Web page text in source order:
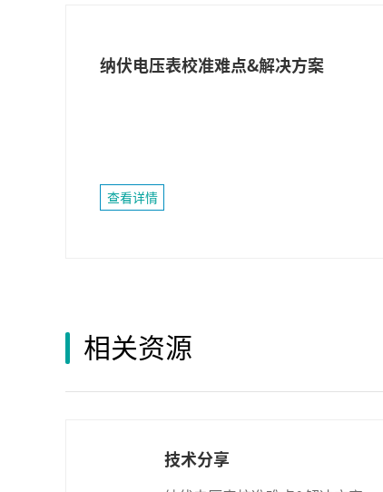
纳伏电压表校准难点&解决方案
查看详情
相关资源
技术分享